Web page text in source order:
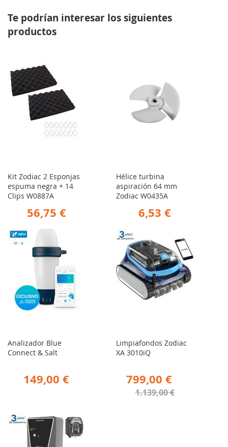
Te podrían interesar los siguientes
productos
Kit Zodiac 2 Esponjas
espuma negra + 14
Clips W0887A
56,75 €
Hélice turbina
aspiración 64 mm
Zodiac W0435A
6,53 €
Analizador Blue
Connect & Salt
149,00 €
Limpiafondos Zodiac
XA 3010iQ
799,00 €
1.139,00 €